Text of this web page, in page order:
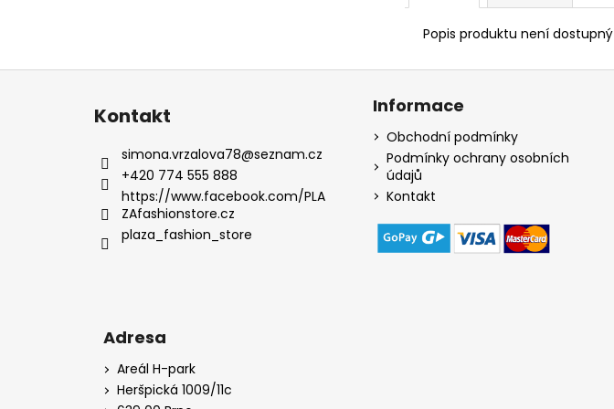
Popis produktu není dostupný
Z
Kontakt
simona.vrzalova78@seznam.cz
+420 774 555 888
https://www.facebook.com/PLA
ZAfashionstore.cz
plaza_fashion_store
Informace
Obchodní podmínky
Podmínky ochrany osobních
údajů
Kontakt
Adresa
Areál H-park
Heršpická 1009/11c